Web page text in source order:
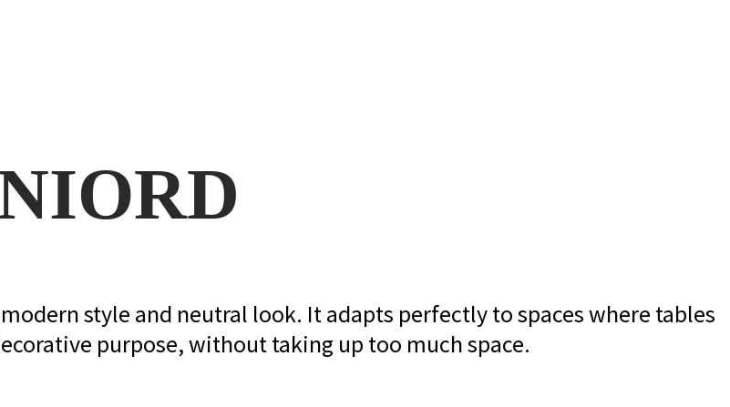
style and neutral look. It adapts perfectly to spaces where tables
purpose, without taking up too much space.